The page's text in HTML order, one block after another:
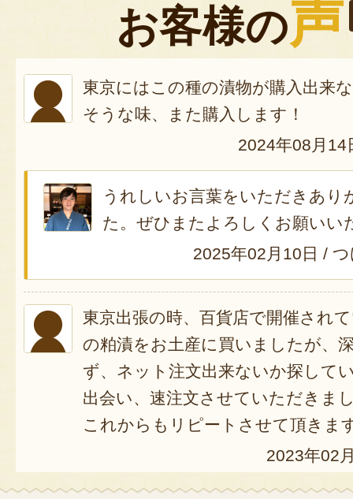
お客様の声
東京にはこの種の漬物が購入出来
そうな味、また購入します！
2024年08月14
うれしいお言葉をいただきあり
た。ぜひまたよろしくお願いい
2025年02月10日 /
東京出張の時、百貨店で開催され
の粕漬をお土産に買いましたが、
ず、ネット注文出来ないか探して
出会い、速注文させていただきま
これからもリピートさせて頂きま
2023年02